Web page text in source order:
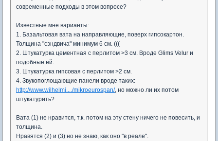
современные подходы в этом вопросе?
Известные мне варианты:
1. Базальтовая вата на направляющие, поверх гипсокартон.
Толщина "сэндвича" минимум 6 см. (((
2. Штукатурка цементная с перлитом >3 см. Вроде Glims Velur и
подобные ей.
3. Штукатурка гипсовая с перлитом >2 см.
4. Звукопоглощающие панели вроде таких:
http://www.wilhelmi..../mikroeurospan/, но можно ли их потом
штукатурить?
Вата (1) не нравится, т.к. потом на эту стену ничего не повесить, и
толщина.
Нравятся (2) и (3) но не знаю, как оно "в реале".